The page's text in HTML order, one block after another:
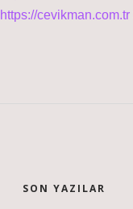
https://cevikman.com.tr
SON YAZILAR